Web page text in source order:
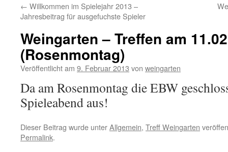
← Willkommen im Spielejahr 2013 –
Jahresbeitrag für ausgefuchste Spieler
Weingarten – Treffen am
(Rosenmontag)
Veröffentlicht am 9. Februar 2013 von weingarten
Da am Rosenmontag die EBW
Spieleabend aus!
Dieser Beitrag wurde unterAllgemein, Treff Weingarten
Permalink.